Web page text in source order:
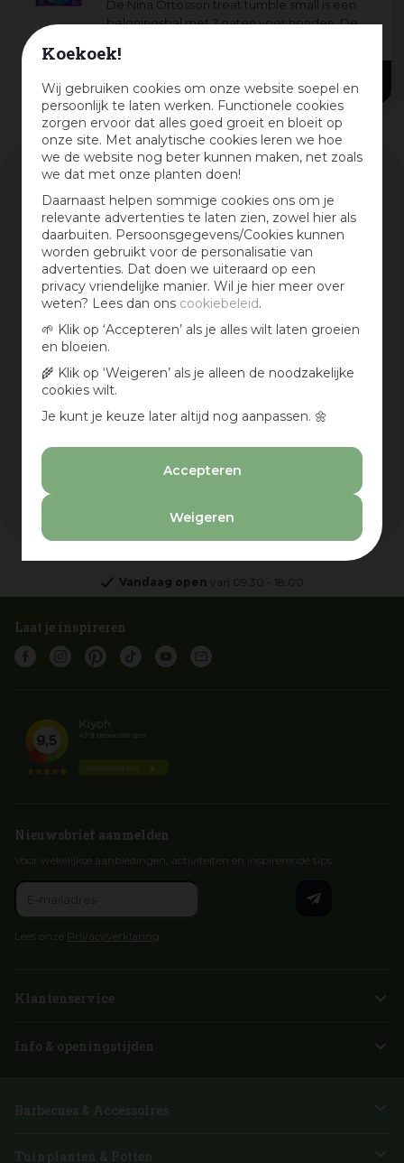
Koekoek!
Wij gebruiken cookies om onze website soepel en
persoonlijk te laten werken. Functionele cookies
zorgen ervoor dat alles goed groeit en bloeit op
onze site. Met analytische cookies leren we hoe
we de website nog beter kunnen maken, net zoals
we dat met onze planten doen!
Daarnaast helpen sommige cookies ons om je
relevante advertenties te laten zien, zowel hier als
daarbuiten. Persoonsgegevens/Cookies kunnen
worden gebruikt voor de personalisatie van
advertenties. Dat doen we uiteraard op een
privacy vriendelijke manier. Wil je hier meer over
weten? Lees dan ons cookiebeleid.
🌱 Klik op ‘Accepteren’ als je alles wilt laten groeien
en bloeien.
🌾 Klik op ‘Weigeren’ als je alleen de noodzakelijke
cookies wilt.
Je kunt je keuze later altijd nog aanpassen. 🌼
Accepteren
Weigeren
De Nina Ottosson treat tumble small is een
beloningsbal met 2 gaten voor honden. De
urenlang speelplezier. Vul de beloningsbal
12
Tuincentrum Osdorp is trotse dealer van
Nina Ottosson is te vinden in
Speeltjes & Training
Prijs
Vandaag open van 09:30 18:00
Laat je inspireren
Nieuwsbrief aanmelden
Voor wekelijkse aanbiedingen, activiteiten en inspirerende tips
Lees onze Privacyverklaring
Klantenservice
Info & openingstijden